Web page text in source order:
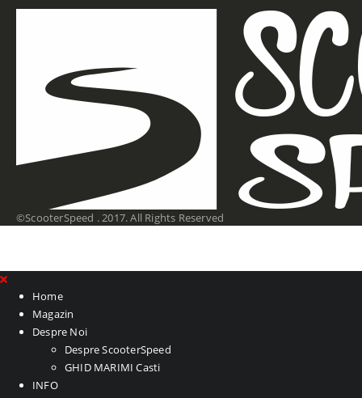
©ScooterSpeed . 2017. All Rights Reserved
Home
Magazin
Despre Noi
Despre ScooterSpeed
GHID MARIMI Casti
INFO